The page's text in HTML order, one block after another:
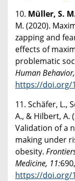
10. Müller, S.
M. (2020).
zapping and
effects of
problematic
Human
https://doi.org/
11. Schäfer, L.,
A., & Hilbert, A.
Validation of a
making under
obesity.
Medicine, 11:
https://doi.org/